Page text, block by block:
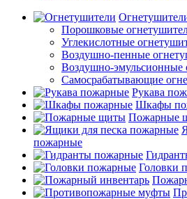
Порошковые
Углекислотные
Воздушно-пенные
Воздушно-
Самосрабатывающие
Рукава
Шкафы
Пожарные
пожарные
Головки